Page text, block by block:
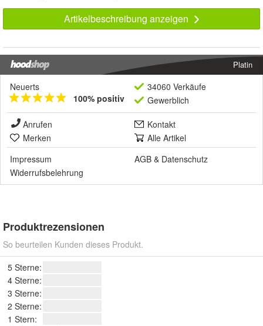
Artikelbeschreibung anzeigen
Platin
Neuerts
100% positiv
34060 Verkäufe
Gewerblich
Anrufen
Kontakt
Merken
Alle Artikel
Impressum
AGB & Datenschutz
Widerrufsbelehrung
Produktrezensionen
So beurteilen Kunden dieses Produkt.
5 Sterne:
4 Sterne:
3 Sterne:
2 Sterne:
1 Stern: